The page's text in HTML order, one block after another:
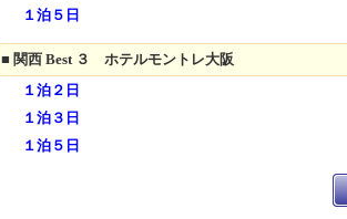
１泊５日
■ 関西 Best ３ ホテルモントレ大阪
１泊２日
１泊３日
１泊５日